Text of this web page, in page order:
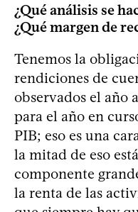
¿Qué análisis se
¿Qué margen de
Tenemos la
rendiciones de
observados el año
para el año en
PIB; eso es una
la mitad de eso
componente
la renta de las